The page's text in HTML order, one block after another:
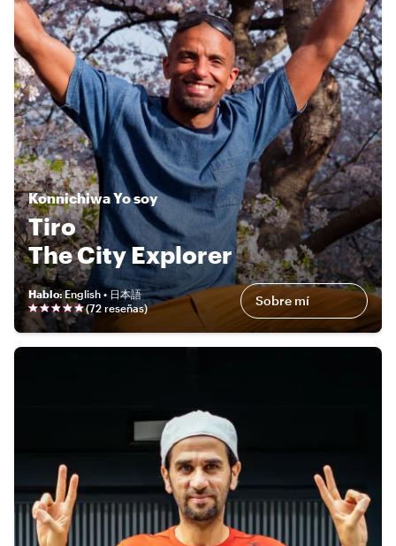
KonnichiwaYo soy
Tiro
The City Explorer
Hablo:English • 日本語
(72 reseñas) Sobre mí